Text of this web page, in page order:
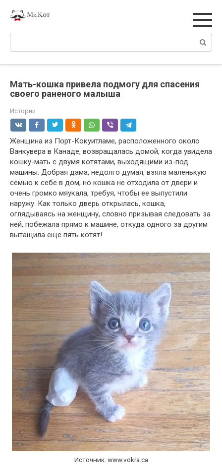
Поиск:
Мать-кошка привела подмогу для спасения
своего раненого малыша
Истории
Женщина из Порт-Кокуитламе, расположенного около
Ванкувера в Канаде, возвращалась домой, когда увидела
кошку-мать с двумя котятами, выходящими из-под
машины. Добрая дама, недолго думая, взяла маленькую
семью к себе в дом, но кошка не отходила от двери и
очень громко мяукала, требуя, чтобы ее выпустили
наружу. Как только дверь открылась, кошка,
оглядываясь на женщину, словно призывая следовать за
ней, побежала прямо к машине, откуда одного за другим
вытащила еще пять котят!
Источник: www.vokra.ca